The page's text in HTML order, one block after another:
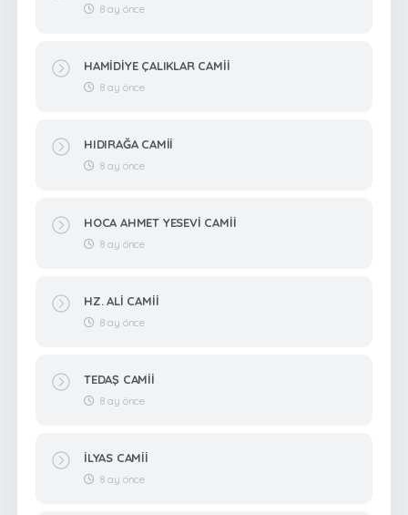
8 ay önce
HAMİDİYE ÇALIKLAR CAMİİ
8 ay önce
HIDIRAĞA CAMİİ
8 ay önce
HOCA AHMET YESEVİ CAMİİ
8 ay önce
HZ. ALİ CAMİİ
8 ay önce
TEDAŞ CAMİİ
8 ay önce
İLYAS CAMİİ
8 ay önce